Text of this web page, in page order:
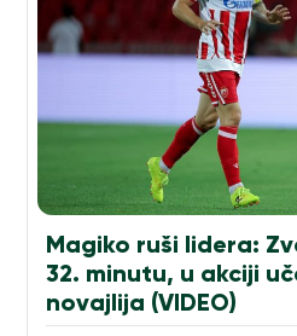
Magiko ruši lidera:
32. minutu, u akciji
novajlija (VIDEO)